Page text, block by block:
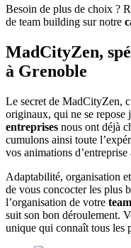
Besoin de plus de choix ?
de team building sur notre
MadCityZen,
à Grenoble
Le secret de MadCityZen,
originaux, qui ne se repose
entreprises nous ont déjà
cumulons ainsi toute
vos animations
Adaptabilité, organisation
de vous concocter les plus
l’organisation de votre
suit son bon déroulement.
unique qui connaît tous les